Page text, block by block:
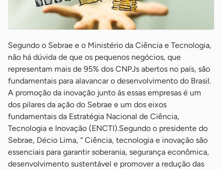
Segundo o Sebrae e o Ministério da Ciência e Tecnologia,
não há dúvida de que os pequenos negócios, que
representam mais de 95% dos CNPJs abertos no país, são
fundamentais para alavancar o desenvolvimento do Brasil.
A promoção da inovação junto às essas empresas é um
dos pilares da ação do Sebrae e um dos eixos
fundamentais da Estratégia Nacional de Ciência,
Tecnologia e Inovação (ENCTI).Segundo o presidente do
Sebrae, Décio Lima, “ Ciência, tecnologia e inovação são
essenciais para garantir soberania, segurança econômica,
desenvolvimento sustentável e promover a redução das